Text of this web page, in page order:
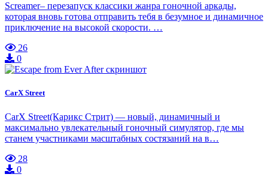
Screamer– перезапуск классики жанра гоночной аркады,
которая вновь готова отправить тебя в безумное и динамичное
приключение на высокой скорости. …
26
0
CarX Street
CarX Street(Карикс Стрит) — новый, динамичный и
максимально увлекательный гоночный симулятор, где мы
станем участниками масштабных состязаний на в…
28
0